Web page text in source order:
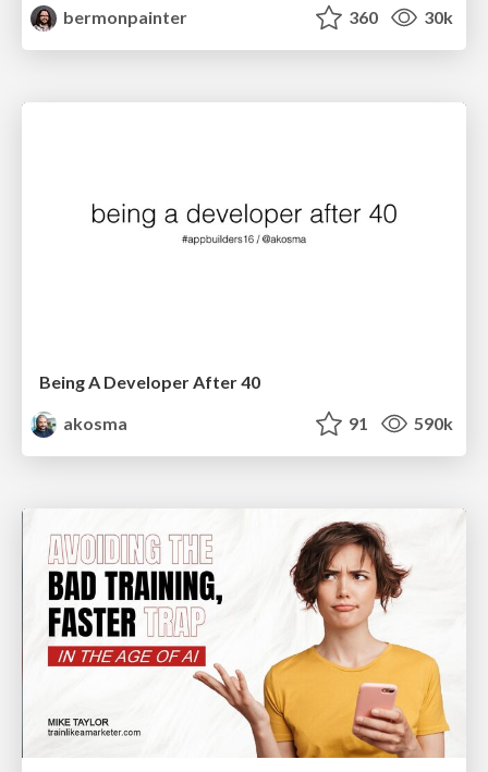
bermonpainter
360 30k
Being A Developer After 40
akosma
91 590k